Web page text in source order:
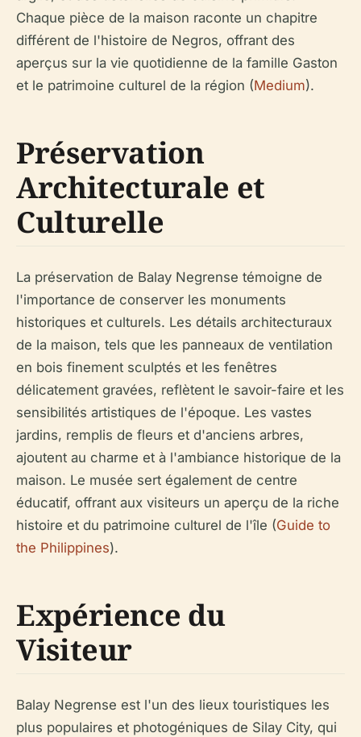
Chaque pièce de la maison raconte un chapitre
différent de l'histoire de Negros, offrant des
aperçus sur la vie quotidienne de la famille Gaston
et le patrimoine culturel de la région (Medium).
Préservation
Architecturale et
Culturelle
La préservation de Balay Negrense témoigne de
l'importance de conserver les monuments
historiques et culturels. Les détails architecturaux
de la maison, tels que les panneaux de ventilation
en bois finement sculptés et les fenêtres
délicatement gravées, reflètent le savoir-faire et les
sensibilités artistiques de l'époque. Les vastes
jardins, remplis de fleurs et d'anciens arbres,
ajoutent au charme et à l'ambiance historique de la
maison. Le musée sert également de centre
éducatif, offrant aux visiteurs un aperçu de la riche
histoire et du patrimoine culturel de l'île (Guide to
the Philippines).
Expérience du
Visiteur
Balay Negrense est l'un des lieux touristiques les
plus populaires et photogéniques de Silay City, qui